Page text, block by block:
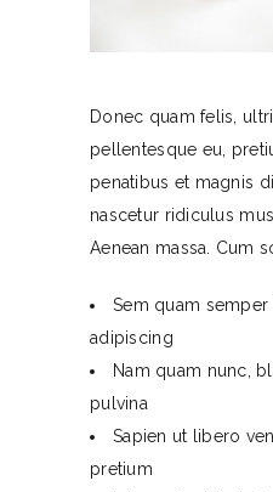
Donec quam felis,
pellentesque eu,
penatibus et magnis
nascetur ridiculus
Aenean massa. Cum
Sem quam
adipiscing
Nam quam nunc,
pulvina
Sapien ut libero
pretium